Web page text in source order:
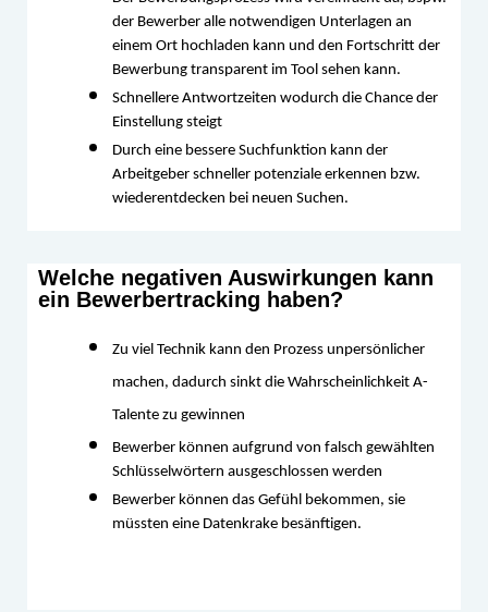
der Bewerber alle notwendigen Unterlagen an
einem Ort hochladen kann und den Fortschritt der
Bewerbung transparent im Tool sehen kann.
Schnellere Antwortzeiten wodurch die Chance der
Einstellung steigt
Durch eine bessere Suchfunktion kann der
Arbeitgeber schneller potenziale erkennen bzw.
wiederentdecken bei neuen Suchen.
Welche negativen Auswirkungen kann
ein Bewerbertracking haben?
Zu viel Technik kann den Prozess unpersönlicher
machen, dadurch sinkt die Wahrscheinlichkeit A-
Talente zu gewinnen
Bewerber können aufgrund von falsch gewählten
Schlüsselwörtern ausgeschlossen werden
Bewerber können das Gefühl bekommen, sie
müssten eine Datenkrake besänftigen.